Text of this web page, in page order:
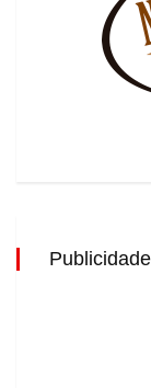
Publicidade